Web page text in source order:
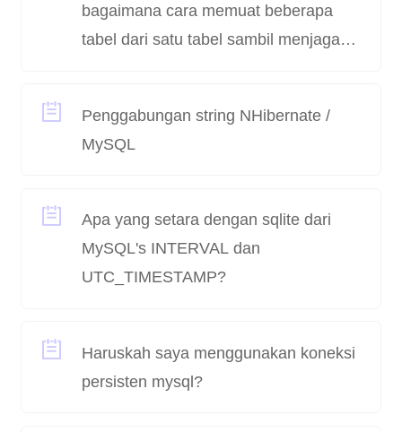
bagaimana cara memuat beberapa
tabel dari satu tabel sambil menjaga
Penggabungan string NHibernate /
MySQL
Apa yang setara dengan sqlite dari
MySQL's INTERVAL dan
UTC_TIMESTAMP?
Haruskah saya menggunakan koneksi
persisten mysql?